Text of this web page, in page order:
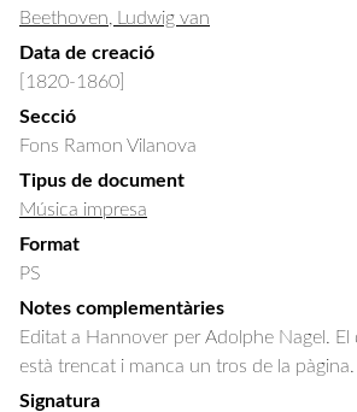
Beethoven, Ludwig van
Data de creació
[1820-1860]
Secció
Fons Ramon Vilanova
Tipus de document
Música impresa
Format
PS
Notes complementàries
Editat a Hannover per Adolphe Nagel.
està trencat i manca un tros de la pàgina.
Signatura